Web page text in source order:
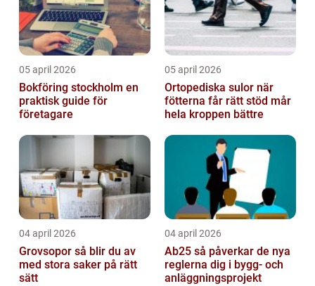
05 april 2026
Bokföring stockholm en
praktisk guide för
företagare
05 april 2026
Ortopediska sulor när
fötterna får rätt stöd mår
hela kroppen bättre
04 april 2026
Grovsopor så blir du av
med stora saker på rätt
sätt
04 april 2026
Ab25 så påverkar de nya
reglerna dig i bygg- och
anläggningsprojekt